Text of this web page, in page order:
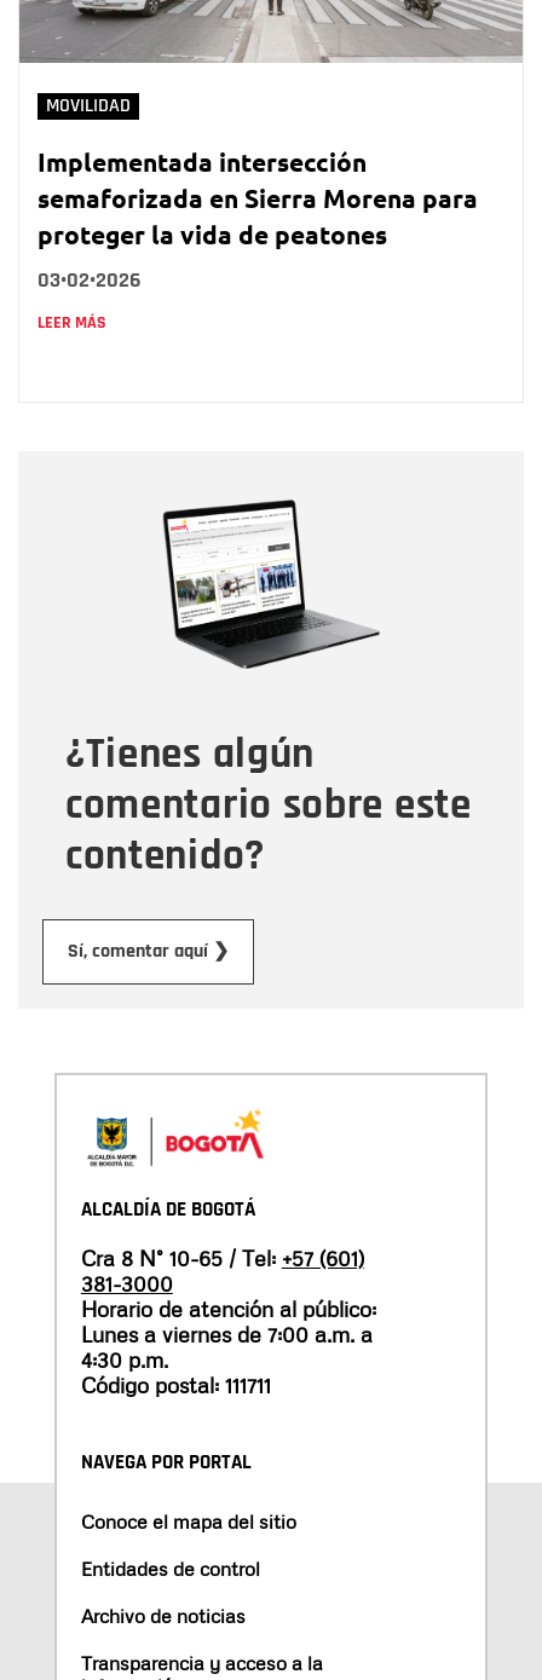
MOVILIDAD
Implementada intersección
semaforizada en Sierra Morena para
proteger la vida de peatones
03•02•2026
LEER MÁS
¿Tienes algún
comentario sobre este
contenido?
Sí, comentar aquí ❯
Correo electrónico
Tipo de comentario
Mensaje
ALCALDÍA DE BOGOTÁ
Cra 8 N° 10-65 / Tel: +57 (601)
381-3000
Horario de atención al público:
Lunes a viernes de 7:00 a.m. a
4:30 p.m.
Código postal: 111711
NAVEGA POR PORTAL
Conoce el mapa del sitio
Entidades de control
Archivo de noticias
Transparencia y acceso a la